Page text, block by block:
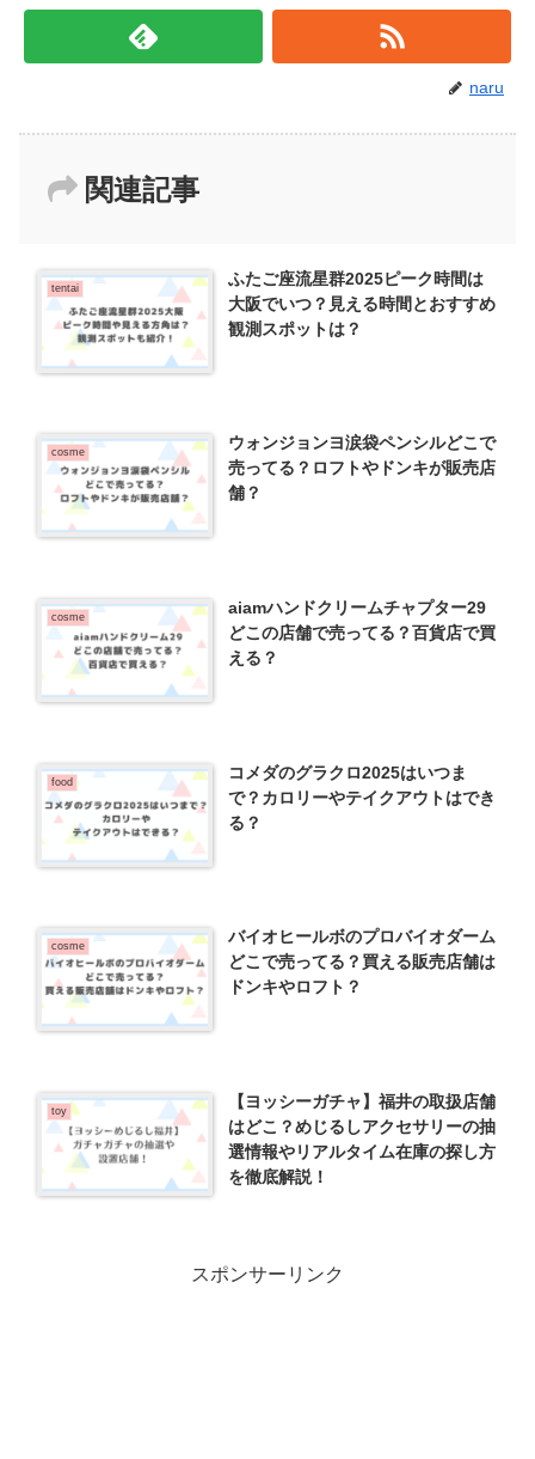
naru
関連記事
tentai
ふたご座流星群2025ピーク時間は
大阪でいつ？見える時間とおすすめ
観測スポットは？
cosme
ウォンジョンヨ涙袋ペンシルどこで
売ってる？ロフトやドンキが販売店
舗？
cosme
aiamハンドクリームチャプター29
どこの店舗で売ってる？百貨店で買
える？
food
コメダのグラクロ2025はいつま
で？カロリーやテイクアウトはでき
る？
cosme
バイオヒールボのプロバイオダーム
どこで売ってる？買える販売店舗は
ドンキやロフト？
toy
【ヨッシーガチャ】福井の取扱店舗
はどこ？めじるしアクセサリーの抽
選情報やリアルタイム在庫の探し方
を徹底解説！
スポンサーリンク